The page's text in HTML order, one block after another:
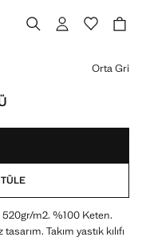
Orta Gri
m2. %100 Keten.
Takım yastık kılıfı